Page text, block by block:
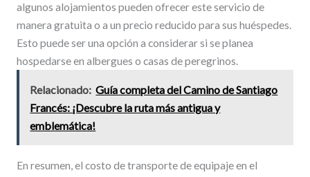
algunos alojamientos pueden ofrecer este servicio de
manera gratuita o a un precio reducido para sus huéspedes.
Esto puede ser una opción a considerar si se planea
hospedarse en albergues o casas de peregrinos.
Relacionado: Guía completa del Camino de Santiago
Francés: ¡Descubre la ruta más antigua y
emblemática!
En resumen, el costo de transporte de equipaje en el